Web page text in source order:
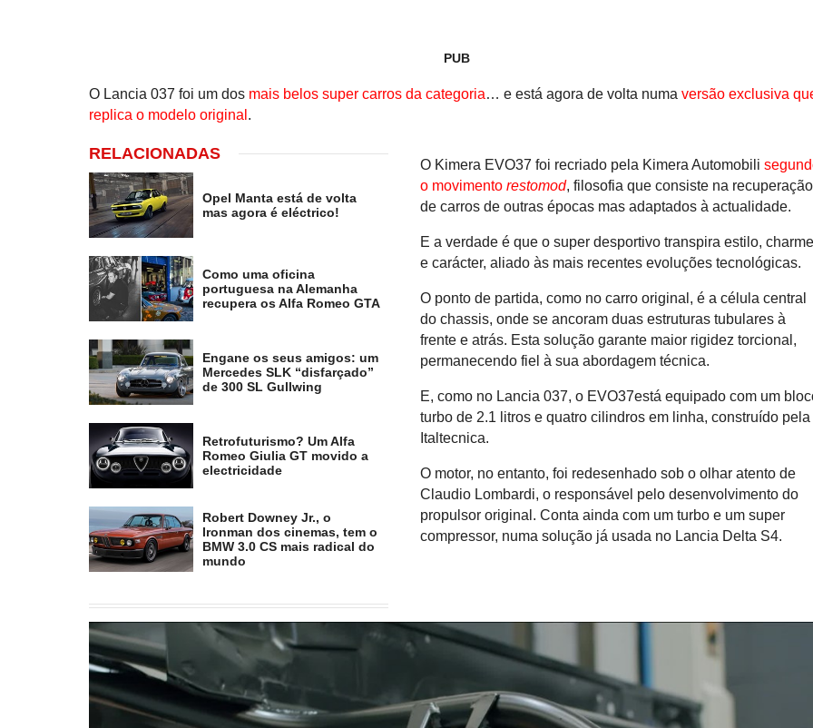
PUB
O Lancia 037 foi um dos mais belos super carros da categoria… e está agora de volta numaversão exclusiva
replica o modelo original .
RELACIONADAS
Opel Manta está de volta
mas agora é eléctrico!
Como uma oficina
portuguesa na Alemanha
recupera os Alfa Romeo GTA
Engane os seus amigos: um
Mercedes SLK “disfarçado”
de 300 SL Gullwing
Retrofuturismo? Um Alfa
Romeo Giulia GT movido a
electricidade
Robert Downey Jr., o
Ironman dos cinemas, tem o
BMW 3.0 CS mais radical do
mundo
O Kimera EVO37 foi recriado pela Kimera Automobili
o movimentorestomod, filosofia que consiste na recuperação
de carros de outras épocas mas adaptados à actualidade.
E a verdade é que o super desportivo transpira estilo,
e carácter, aliado às mais recentes evoluções tecnológicas.
O ponto de partida, como no carro original, é a célula central
do chassis, onde se ancoram duas estruturas tubulares à
frente e atrás. Esta solução garante maior rigidez torcional,
permanecendo fiel à sua abordagem técnica.
E, como no Lancia 037, o EVO37está equipado com um
turbo de 2.1 litros e quatro cilindros em linha, construído pela
Italtecnica.
O motor, no entanto, foi redesenhado sob o olhar atento de
Claudio Lombardi, o responsável pelo desenvolvimento do
propulsor original. Conta ainda com um turbo e um super
compressor, numa solução já usada no Lancia Delta S4.